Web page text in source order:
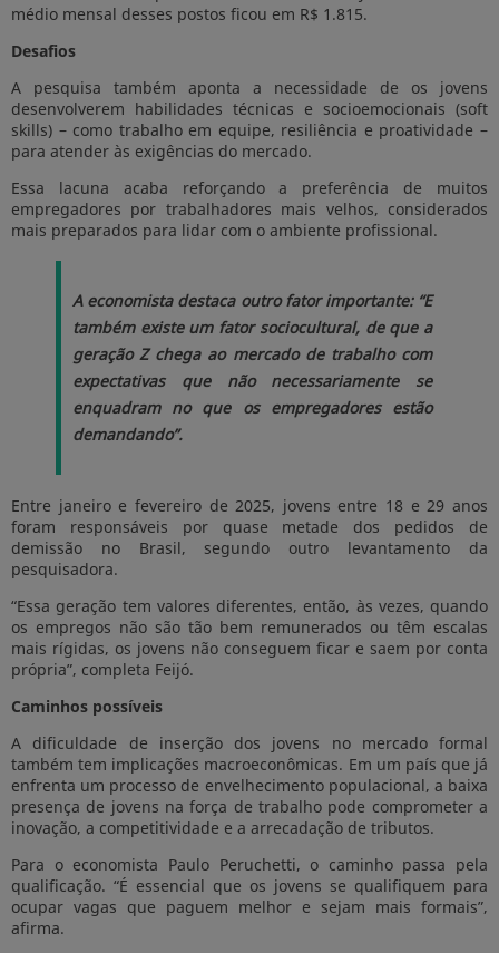
médio mensal desses postos ficou em R$ 1.815.
Desafios
A pesquisa também aponta a necessidade de os jovens
desenvolverem habilidades técnicas e socioemocionais (soft
skills) – como trabalho em equipe, resiliência e proatividade –
para atender às exigências do mercado.
Essa lacuna acaba reforçando a preferência de muitos
empregadores por trabalhadores mais velhos, considerados
mais preparados para lidar com o ambiente profissional.
A economista destaca outro fator importante: “E
também existe um fator sociocultural, de que a
geração Z chega ao mercado de trabalho com
expectativas que não necessariamente se
enquadram no que os empregadores estão
demandando”.
Entre janeiro e fevereiro de 2025, jovens entre 18 e 29 anos
foram responsáveis por quase metade dos pedidos de
demissão no Brasil, segundo outro levantamento da
pesquisadora.
“Essa geração tem valores diferentes, então, às vezes, quando
os empregos não são tão bem remunerados ou têm escalas
mais rígidas, os jovens não conseguem ficar e saem por conta
própria”, completa Feijó.
Caminhos possíveis
A dificuldade de inserção dos jovens no mercado formal
também tem implicações macroeconômicas. Em um país que já
enfrenta um processo de envelhecimento populacional, a baixa
presença de jovens na força de trabalho pode comprometer a
inovação, a competitividade e a arrecadação de tributos.
Para o economista Paulo Peruchetti, o caminho passa pela
qualificação. “É essencial que os jovens se qualifiquem para
ocupar vagas que paguem melhor e sejam mais formais”,
afirma.